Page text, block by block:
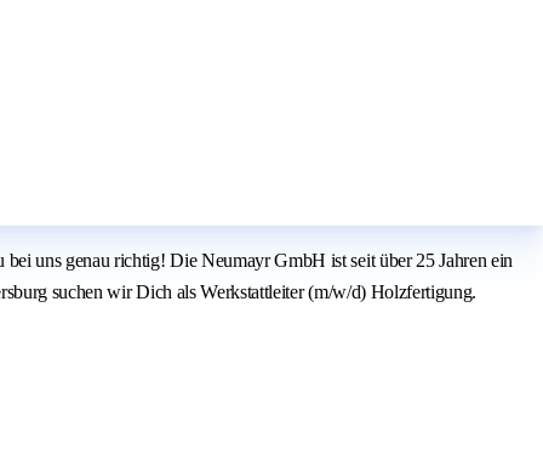
uns genau richtig! Die Neumayr GmbH ist seit über 25 Jahren ein
suchen wir Dich als Werkstattleiter (m/w/d) Holzfertigung.